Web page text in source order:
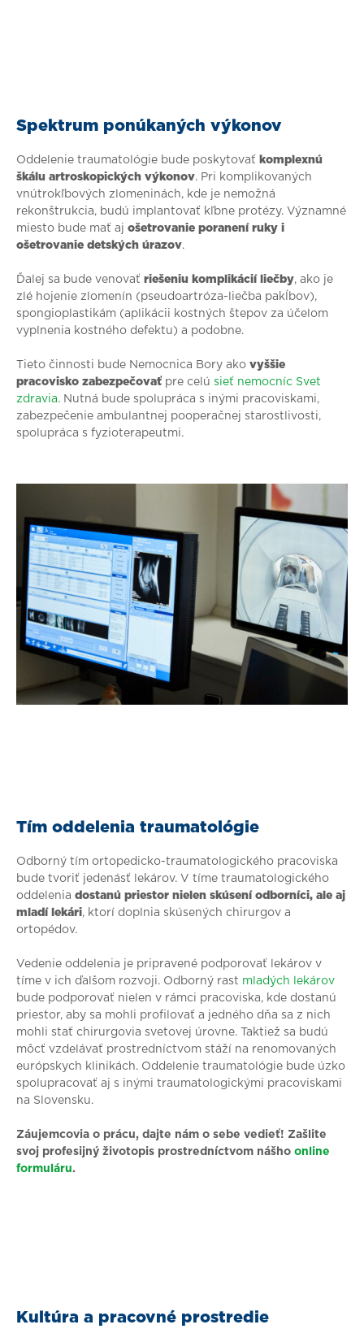
Spektrum ponúkaných výkonov
Oddelenie traumatológie bude poskytovať komplexnú
škálu artroskopických výkonov. Pri komplikovaných
vnútrokľbových zlomeninách, kde je nemožná
rekonštrukcia, budú implantovať kľbne protézy. Významné
miesto bude mať aj ošetrovanie poranení ruky i
ošetrovanie detských úrazov.
Ďalej sa bude venovať riešeniu komplikácií liečby, ako je
zlé hojenie zlomenín (pseudoartróza-liečba pakĺbov),
spongioplastikám (aplikácii kostných štepov za účelom
vyplnenia kostného defektu) a podobne.
Tieto činnosti bude Nemocnica Bory ako vyššie
pracovisko zabezpečovať pre celú sieť nemocníc Svet
zdravia. Nutná bude spolupráca s inými pracoviskami,
zabezpečenie ambulantnej pooperačnej starostlivosti,
spolupráca s fyzioterapeutmi.
Tím oddelenia traumatológie
Odborný tím ortopedicko-traumatologického pracoviska
bude tvoriť jedenásť lekárov. V tíme traumatologického
oddelenia dostanú priestor nielen skúsení odborníci, ale aj
mladí lekári, ktorí doplnia skúsených chirurgov a
ortopédov.
Vedenie oddelenia je pripravené podporovať lekárov v
tíme v ich ďalšom rozvoji. Odborný rast mladých lekárov
bude podporovať nielen v rámci pracoviska, kde dostanú
priestor, aby sa mohli profilovať a jedného dňa sa z nich
mohli stať chirurgovia svetovej úrovne. Taktiež sa budú
môcť vzdelávať prostredníctvom stáží na renomovaných
európskych klinikách. Oddelenie traumatológie bude úzko
spolupracovať aj s inými traumatologickými pracoviskami
na Slovensku.
Záujemcovia o prácu, dajte nám o sebe vedieť! Zašlite
svoj profesijný životopis prostredníctvom nášho online
formuláru.
Kultúra a pracovné prostredie